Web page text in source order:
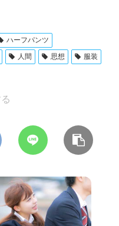
ハーフパンツ
人間 思想
服装